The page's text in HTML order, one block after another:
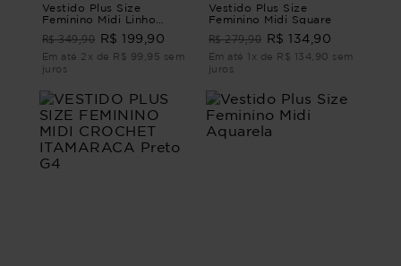
Vestido Plus Size
Feminino Midi Linho
R$ 349,90 R$ 199,90
Em até 2x de R$ 99,95 sem
juros
Vestido Plus Size
Feminino Midi Square
R$ 279,90 R$ 134,90
Em até 1x de R$ 134,90 sem
juros